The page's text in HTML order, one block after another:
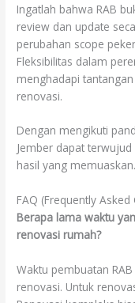
Ingatlah bahwa RAB
review dan update
perubahan scope
Fleksibilitas dalam
menghadapi
renovasi.
Dengan mengikuti
Jember dapat
hasil yang
FAQ (Frequently
Berapa lama waktu
renovasi rumah?
Waktu pembuatan
renovasi. Untuk